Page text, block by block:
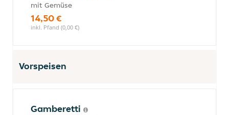
mit Gemüse
14,50 €
inkl. Pfand (0,00 €)
Vorspeisen
Gamberetti